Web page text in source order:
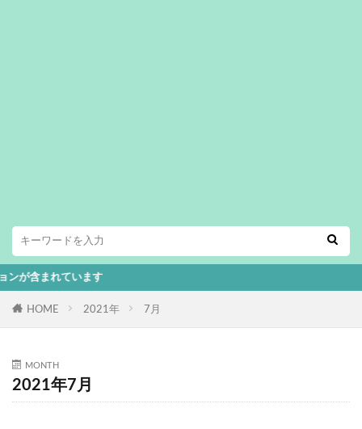
れています
HOME 2021年 7月
MONTH
2021年7月